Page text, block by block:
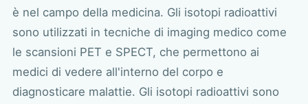
è nel campo della medicina. Gli isotopi radioattivi
sono utilizzati in tecniche di imaging medico come
le scansioni PET e SPECT, che permettono ai
medici di vedere all'interno del corpo e
diagnosticare malattie. Gli isotopi radioattivi sono